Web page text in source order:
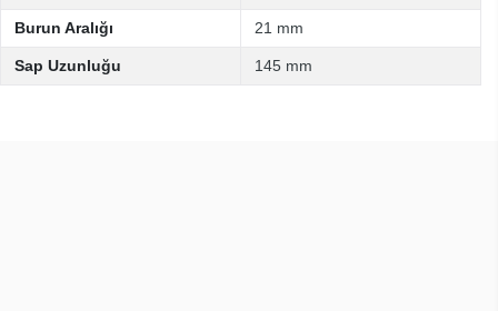
Burun Aralığı 21 mm
Sap Uzunluğu 145 mm